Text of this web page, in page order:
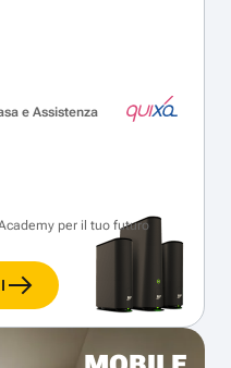
e Assistenza
per il tuo futuro